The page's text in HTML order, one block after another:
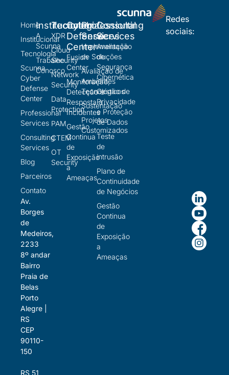
Redes
sociais:
Home
Institucional
Tecnologia
Scunna
Cyber
Defense
Center
Professional
Services
Consulting
Services
Blog
Parceiros
Contato
Av.
Borges
de
Medeiros,
2233
8º andar
Bairro
Praia de
Belas
Porto
Alegre |
RS
CEP
90110-
150
RS 51
Institucional
A
Scunna
Trabalhe
Conosco
Tecnologia
XDR
Cloud
Security
Network
Security
Data
Protection
PAM
CTEM
OT
Security
Cyber
Defense
Center
Fusion
Center
Monitoração,
Detecção e
Resposta a
Incidentes
Gestão
Continua
de
Exposição
a
Ameaças
Professional
Services
Implementação
de Soluções
Avaliação de
Ambientes
Tecnológicos
Sustentação
Projetos
Customizados
Consulting
Services
Avaliação
de
Segurança
Cibernética
Gestão de
Privacidade
e Proteção
de Dados
Teste
de
intrusão
Plano de
Continuidade
de Negócios
Gestão
Continua
de
Exposição
a
Ameaças